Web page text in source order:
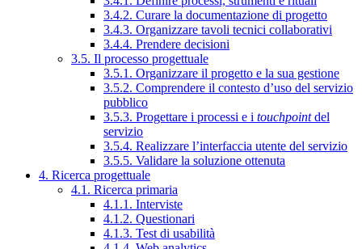
3.4.2. Curare la documentazione di progetto
3.4.3. Organizzare tavoli tecnici collaborativi
3.4.4. Prendere decisioni
3.5. Il processo progettuale
3.5.1. Organizzare il progetto e la sua gestione
3.5.2. Comprendere il contesto d’uso del servizio
pubblico
3.5.3. Progettare i processi e i touchpointdel
servizio
3.5.4. Realizzare l’interfaccia utente del servizio
3.5.5. Validare la soluzione ottenuta
4. Ricerca progettuale
4.1. Ricerca primaria
4.1.1. Interviste
4.1.2. Questionari
4.1.3. Test di usabilità